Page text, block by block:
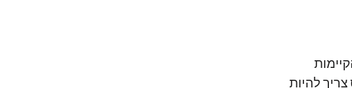
להיות